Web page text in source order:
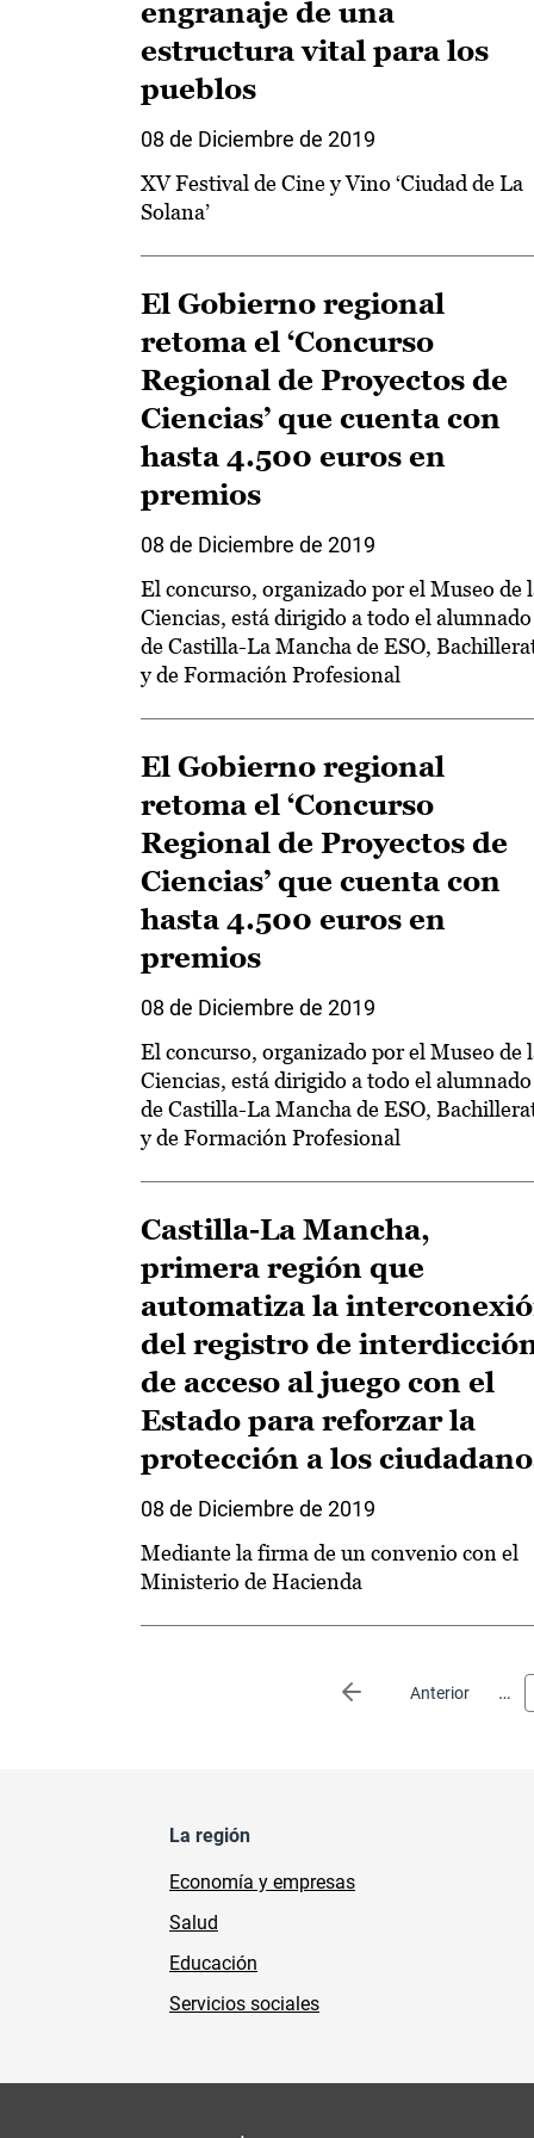
engranaje de una
estructura vital para los
pueblos
08 de Diciembre de 2019
XV Festival de Cine y Vino ‘Ciudad de La
Solana’
El Gobierno regional
retoma el ‘Concurso
Regional de Proyectos de
Ciencias’ que cuenta con
hasta 4.500 euros en
premios
08 de Diciembre de 2019
El concurso, organizado por el Museo de
Ciencias, está dirigido a todo el alumnado
de Castilla-La Mancha de ESO,
y de Formación Profesional
El Gobierno regional
retoma el ‘Concurso
Regional de Proyectos de
Ciencias’ que cuenta con
hasta 4.500 euros en
premios
08 de Diciembre de 2019
El concurso, organizado por el Museo de
Ciencias, está dirigido a todo el alumnado
de Castilla-La Mancha de ESO,
y de Formación Profesional
Castilla-La Mancha,
primera región que
automatiza la
del registro de
de acceso al juego con el
Estado para reforzar la
protección a los
08 de Diciembre de 2019
Mediante la firma de un convenio con el
Ministerio de Hacienda
Anterior
Página anterior …
La región
Economía y empresas
Salud
Educación
Servicios sociales